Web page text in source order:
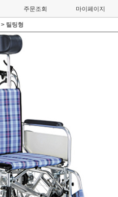
주문조회 마이페이지
> 틸팅형